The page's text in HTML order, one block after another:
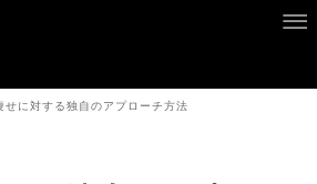
せに対する独自のアプローチ方法